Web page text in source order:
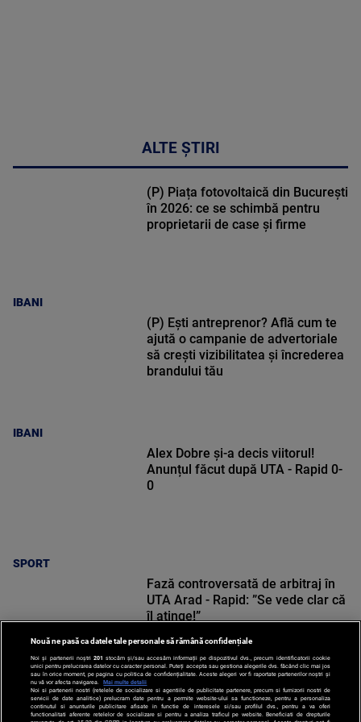
ALTE ȘTIRI
IBANI
(P) Piața fotovoltaică din București
în 2026: ce se schimbă pentru
proprietarii de case și firme
IBANI
(P) Ești antreprenor? Află cum te
ajută o campanie de advertoriale
să crești vizibilitatea și încrederea
brandului tău
SPORT
Alex Dobre și-a decis viitorul!
Anunțul făcut după UTA - Rapid 0-
0
SPORT
Fază controversată de arbitraj în
UTA Arad - Rapid: ”Se vede clar că
îl atinge!”
Nouă ne pasă ca datele tale personale să rămână confidențiale
Noi și partenerii noștri 201 stocăm și/sau accesăm informații pe dispozitivul dvs., precum identificatorii cookie
unici pentru prelucrarea datelor cu caracter personal. Puteți accepta sau gestiona alegerile dvs. făcând clic mai jos
sau în orice moment, pe pagina cu politica de confidențialitate. Aceste alegeri vor fi raportate partenerilor noștri și
nu vă vor afecta navigarea.
Mai multe detalii
Noi si partenerii nostri (retelele de socializare si agentiile de publicitate partenere, precum si furnizorii nostri de
servicii de date analitice) prelucram date pentru a permite website-ului sa functioneze, pentru a personaliza
continutul si anunturile publicitare afisate in functie de interesele si/sau profilul dvs., pentru a va oferi
functionalitati aferente retelelor de socializare si pentru a analiza traficul pe website. Beneficiati de drepturile